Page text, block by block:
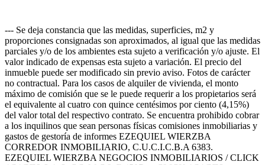
--- Se deja constancia que las medidas, superficies, m2 y
proporciones consignadas son aproximados, al igual que las medidas
parciales y/o de los ambientes esta sujeto a verificación y/o ajuste. El
valor indicado de expensas esta sujeto a variación. El precio del
inmueble puede ser modificado sin previo aviso. Fotos de carácter
no contractual. Para los casos de alquiler de vivienda, el monto
máximo de comisión que se le puede requerir a los propietarios será
el equivalente al cuatro con quince centésimos por ciento (4,15%)
del valor total del respectivo contrato. Se encuentra prohibido cobrar
a los inquilinos que sean personas físicas comisiones inmobiliarias y
gastos de gestoría de informes EZEQUIEL WIERZBA
CORREDOR INMOBILIARIO, C.U.C.I.C.B.A 6383.
EZEQUIEL WIERZBA NEGOCIOS INMOBILIARIOS / CLICK